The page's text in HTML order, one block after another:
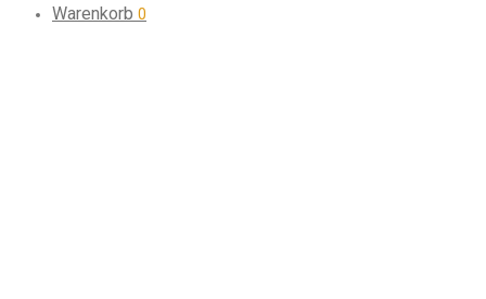
Warenkorb 0